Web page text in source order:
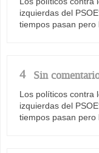
izquierdas del
tiempos pasan pero
4 Sin
Los políticos contra
izquierdas del
tiempos pasan pero